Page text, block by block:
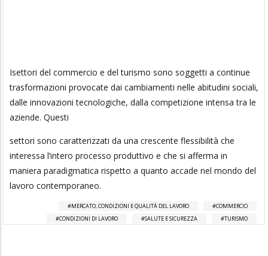
Isettori del commercio e del turismo sono soggetti a continue
trasformazioni provocate dai cambiamenti nelle abitudini sociali,
dalle innovazioni tecnologiche, dalla competizione intensa tra le
aziende. Questi
settori sono caratterizzati da una crescente flessibilità che
interessa l’intero processo produttivo e che si afferma in
maniera paradigmatica rispetto a quanto accade nel mondo del
lavoro contemporaneo.
MERCATO, CONDIZIONI E QUALITÀ DEL LAVORO
COMMERCIO
CONDIZIONI DI LAVORO
SALUTE E SICUREZZA TURISMO